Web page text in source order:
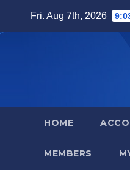
Fri. Aug 7th, 2026
HOME
MEMBERS